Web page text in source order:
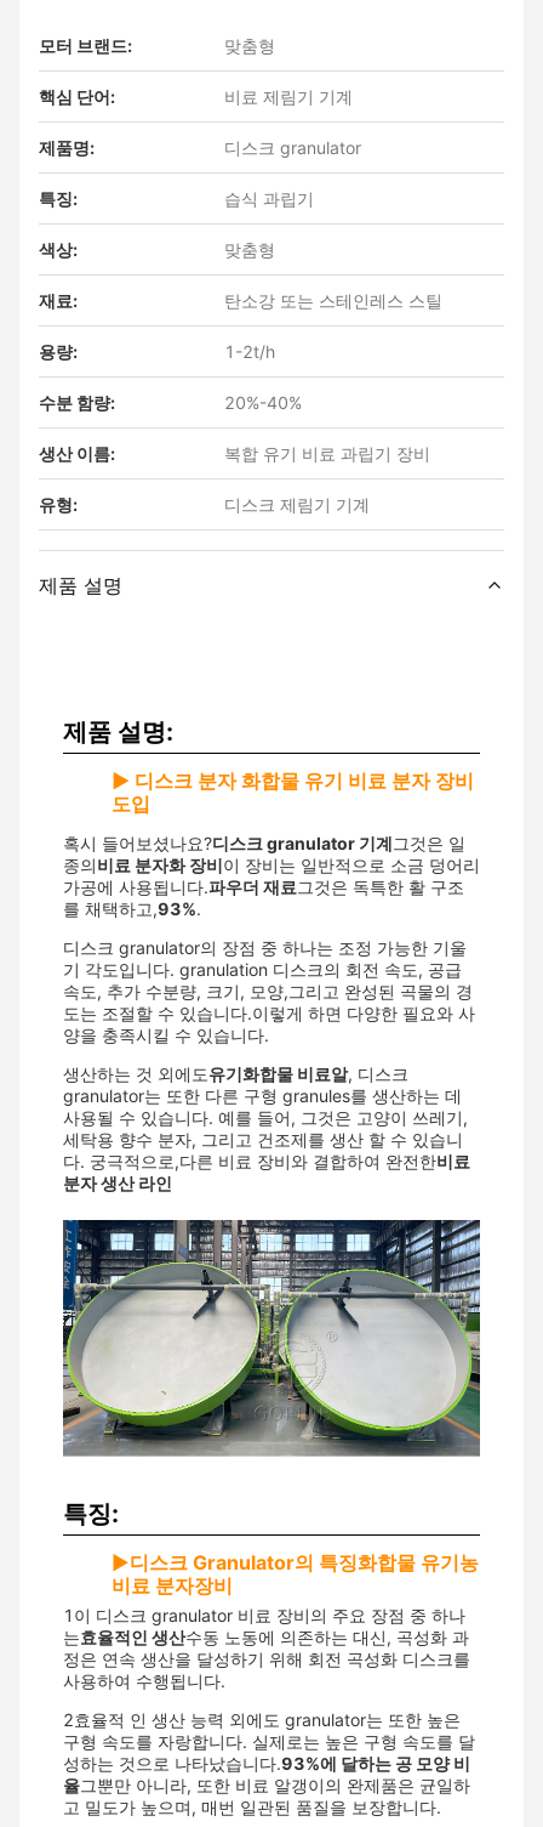
모터 브랜드: 맞춤형
핵심 단어: 비료 제림기 기계
제품명: 디스크 granulator
특징: 습식 과립기
색상: 맞춤형
재료: 탄소강 또는 스테인레스 스틸
용량: 1-2t/h
수분 함량: 20%-40%
생산 이름: 복합 유기 비료 과립기 장비
유형: 디스크 제림기 기계
제품 설명
제품 설명:
▶ 디스크 분자 화합물 유기 비료 분자 장비
도입
혹시 들어보셨나요?디스크 granulator 기계그것은 일
종의비료 분자화 장비이 장비는 일반적으로 소금 덩어리
가공에 사용됩니다.파우더 재료그것은 독특한 활 구조
를 채택하고,93%.
디스크 granulator의 장점 중 하나는 조정 가능한 기울
기 각도입니다. granulation 디스크의 회전 속도, 공급
속도, 추가 수분량, 크기, 모양,그리고 완성된 곡물의 경
도는 조절할 수 있습니다.이렇게 하면 다양한 필요와 사
양을 충족시킬 수 있습니다.
생산하는 것 외에도유기화합물 비료알, 디스크
granulator는 또한 다른 구형 granules를 생산하는 데
사용될 수 있습니다. 예를 들어, 그것은 고양이 쓰레기,
세탁용 향수 분자, 그리고 건조제를 생산 할 수 있습니
다. 궁극적으로,다른 비료 장비와 결합하여 완전한비료
분자 생산 라인
특징:
▶디스크 Granulator의 특징화합물 유기농
비료 분자장비
1이 디스크 granulator 비료 장비의 주요 장점 중 하나
는효율적인 생산수동 노동에 의존하는 대신, 곡성화 과
정은 연속 생산을 달성하기 위해 회전 곡성화 디스크를
사용하여 수행됩니다.
2효율적 인 생산 능력 외에도 granulator는 또한 높은
구형 속도를 자랑합니다. 실제로는 높은 구형 속도를 달
성하는 것으로 나타났습니다.93%에 달하는 공 모양 비
율그뿐만 아니라, 또한 비료 알갱이의 완제품은 균일하
고 밀도가 높으며, 매번 일관된 품질을 보장합니다.